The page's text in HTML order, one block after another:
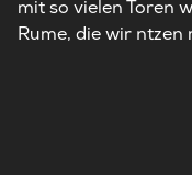
mit so vielen Toren
Rume, die wir ntzen